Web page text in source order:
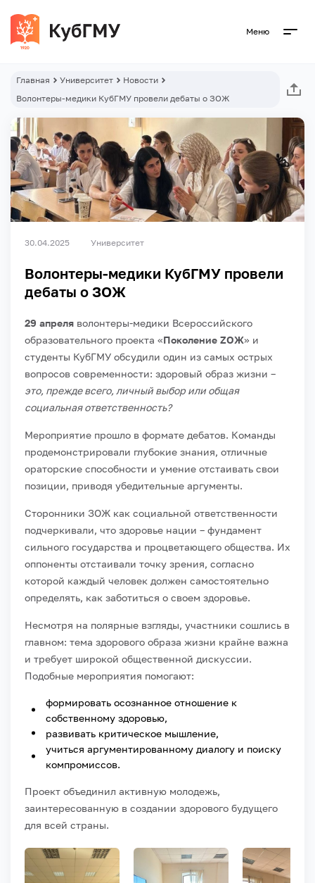
Меню
Главная Университет
Новости
Волонтеры-медики КубГМУ провели дебаты о ЗОЖ
30.04.2025 Университет
Волонтеры-медики КубГМУ провели
дебаты о ЗОЖ
29 апреля волонтеры-медики Всероссийского
образовательного проекта «Поколение ZОЖ» и
студенты КубГМУ обсудили один из самых острых
вопросов современности: здоровый образ жизни –
это, прежде всего, личный выбор или общая
социальная ответственность?
Мероприятие прошло в формате дебатов. Команды
продемонстрировали глубокие знания, отличные
ораторские способности и умение отстаивать свои
позиции, приводя убедительные аргументы.
Сторонники ЗОЖ как социальной ответственности
подчеркивали, что здоровье нации – фундамент
сильного государства и процветающего общества. Их
оппоненты отстаивали точку зрения, согласно
которой каждый человек должен самостоятельно
определять, как заботиться о своем здоровье.
Несмотря на полярные взгляды, участники сошлись в
главном: тема здорового образа жизни крайне важна
и требует широкой общественной дискуссии.
Подобные мероприятия помогают:
формировать осознанное отношение к
собственному здоровью,
развивать критическое мышление,
учиться аргументированному диалогу и поиску
компромиссов.
Проект объединил активную молодежь,
заинтересованную в создании здорового будущего
для всей страны.